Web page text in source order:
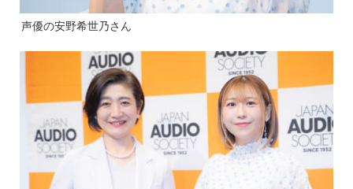
声優の安野希世乃さん